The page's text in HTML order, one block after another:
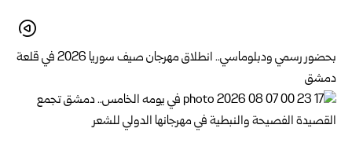
بحضور رسمي ودبلوماسي.. انطلاق مهرجان صيف سوريا 2026 في قلعة
دمشق